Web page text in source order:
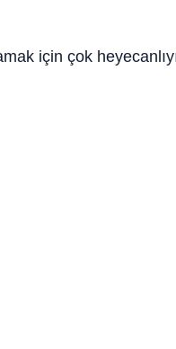
için çok